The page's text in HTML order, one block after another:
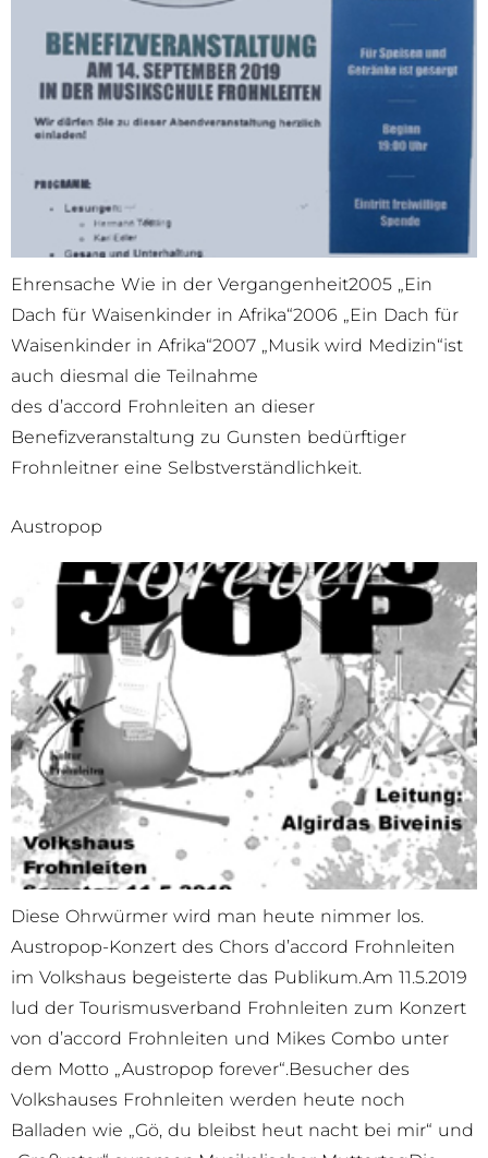
Ehrensache Wie in der Vergangenheit2005 „Ein
Dach für Waisenkinder in Afrika“2006 „Ein Dach für
Waisenkinder in Afrika“2007 „Musik wird Medizin“ist
auch diesmal die Teilnahme
des d’accord Frohnleiten an dieser
Benefizveranstaltung zu Gunsten bedürftiger
Frohnleitner eine Selbstverständlichkeit.
Austropop
Diese Ohrwürmer wird man heute nimmer los.
Austropop-Konzert des Chors d’accord Frohnleiten
im Volkshaus begeisterte das Publikum.Am 11.5.2019
lud der Tourismusverband Frohnleiten zum Konzert
von d’accord Frohnleiten und Mikes Combo unter
dem Motto „Austropop forever“.Besucher des
Volkshauses Frohnleiten werden heute noch
Balladen wie „Gö, du bleibst heut nacht bei mir“ und